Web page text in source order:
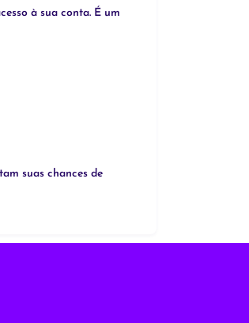
à sua conta. É um
suas chances de